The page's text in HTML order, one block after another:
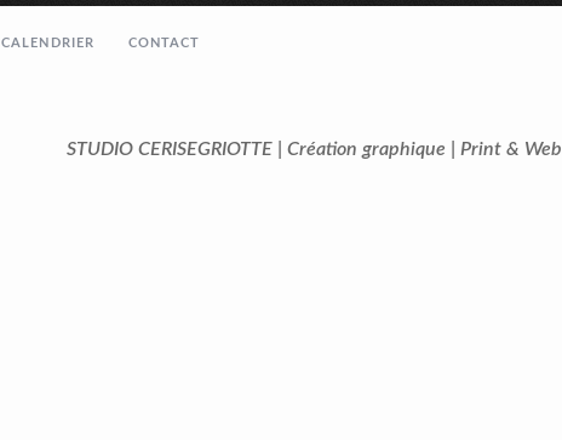
CALENDRIER CONTACT
STUDIO CERISEGRIOTTE | Création graphique | Print & Web